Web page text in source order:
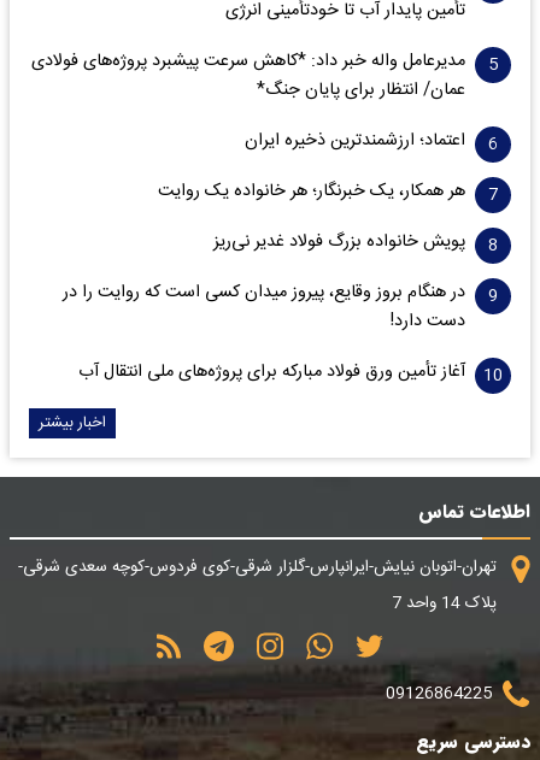
تأمین پایدار آب تا خودتأمینی انرژی
مدیرعامل واله خبر داد: *کاهش سرعت پیشبرد پروژه‌های فولادی
عمان/ انتظار برای پایان جنگ*
اعتماد؛ ارزشمندترین ذخیره ایران
هر همکار، یک خبرنگار؛ هر خانواده یک روایت
پویش خانواده بزرگ فولاد غدیر نی‌ریز
در هنگام بروز وقایع، پیروز میدان کسی است که روایت را در
دست دارد!
آغاز تأمین ورق فولاد مبارکه برای پروژه‌های ملی انتقال آب
اخبار بیشتر
اطلاعات تماس
تهران-اتوبان نیایش-ایرانپارس-گلزار شرقی-کوی فردوس-کوچه سعدی شرقی-
پلاک 14 واحد 7
09126864225
دسترسی سریع